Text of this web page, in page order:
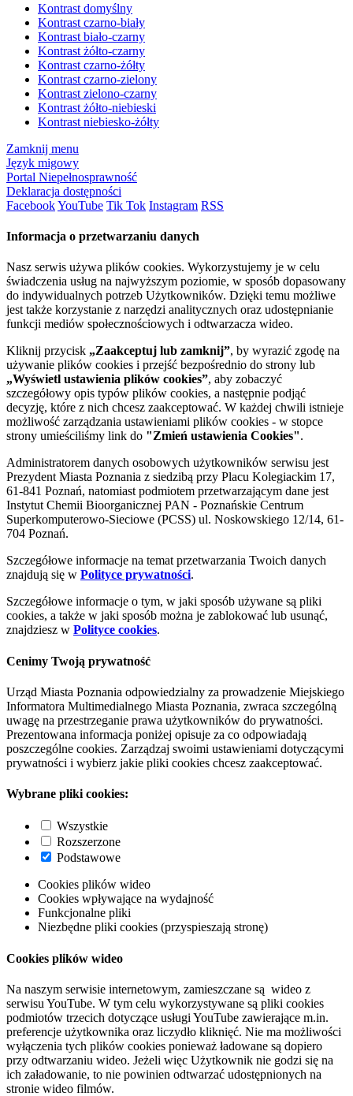
Kontrast domyślny
Kontrast czarno-biały
Kontrast biało-czarny
Kontrast żółto-czarny
Kontrast czarno-żółty
Kontrast czarno-zielony
Kontrast zielono-czarny
Kontrast żółto-niebieski
Kontrast niebiesko-żółty
Zamknij menu
Język migowy
Portal Niepełnosprawność
Deklaracja dostępności
FacebookYouTube Tik Tok Instagram RSS
Informacja o przetwarzaniu danych
Nasz serwis używa plików cookies. Wykorzystujemy je w celu
świadczenia usług na najwyższym poziomie, w sposób dopasowany
do indywidualnych potrzeb Użytkowników. Dzięki temu możliwe
jest także korzystanie z narzędzi analitycznych oraz udostępnianie
funkcji mediów społecznościowych i odtwarzacza wideo.
Kliknij przycisk „Zaakceptuj lub zamknij”, by wyrazić zgodę na
używanie plików cookies i przejść bezpośrednio do strony lub
„Wyświetl ustawienia plików cookies”, aby zobaczyć
szczegółowy opis typów plików cookies, a następnie podjąć
decyzję, które z nich chcesz zaakceptować. W każdej chwili istnieje
możliwość zarządzania ustawieniami plików cookies - w stopce
strony umieściliśmy link do "Zmień ustawienia Cookies".
Administratorem danych osobowych użytkowników serwisu jest
Prezydent Miasta Poznania z siedzibą przy Placu Kolegiackim 17,
61-841 Poznań, natomiast podmiotem przetwarzającym dane jest
Instytut Chemii Bioorganicznej PAN - Poznańskie Centrum
Superkomputerowo-Sieciowe (PCSS) ul. Noskowskiego 12/14, 61-
704 Poznań.
Szczegółowe informacje na temat przetwarzania Twoich danych
znajdują się w Polityce prywatności.
Szczegółowe informacje o tym, w jaki sposób używane są pliki
cookies, a także w jaki sposób można je zablokować lub usunąć,
znajdziesz w Polityce cookies.
Cenimy Twoją prywatność
Urząd Miasta Poznania odpowiedzialny za prowadzenie Miejskiego
Informatora Multimedialnego Miasta Poznania, zwraca szczególną
uwagę na przestrzeganie prawa użytkowników do prywatności.
Prezentowana informacja poniżej opisuje za co odpowiadają
poszczególne cookies. Zarządzaj swoimi ustawieniami dotyczącymi
prywatności i wybierz jakie pliki cookies chcesz zaakceptować.
Wybrane pliki cookies:
Wszystkie
Rozszerzone
Podstawowe
Cookies plików wideo
Cookies wpływające na wydajność
Funkcjonalne pliki
Niezbędne pliki cookies (przyspieszają stronę)
Cookies plików wideo
Na naszym serwisie internetowym, zamieszczane są wideo z
serwisu YouTube. W tym celu wykorzystywane są pliki cookies
podmiotów trzecich dotyczące usługi YouTube zawierające m.in.
preferencje użytkownika oraz liczydło kliknięć. Nie ma możliwości
wyłączenia tych plików cookies ponieważ ładowane są dopiero
przy odtwarzaniu wideo. Jeżeli więc Użytkownik nie godzi się na
ich załadowanie, to nie powinien odtwarzać udostępnionych na
stronie wideo filmów.